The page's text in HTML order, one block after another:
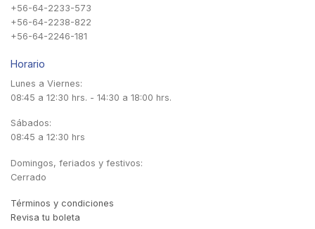
+56-64-2233-573
+56-64-2238-822
+56-64-2246-181
Horario
Lunes a Viernes:
08:45 a 12:30 hrs. - 14:30 a 18:00 hrs.
Sábados:
08:45 a 12:30 hrs
Domingos, feriados y festivos:
Cerrado
Términos y condiciones
Revisa tu boleta